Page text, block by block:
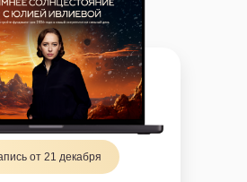
от 21 декабря